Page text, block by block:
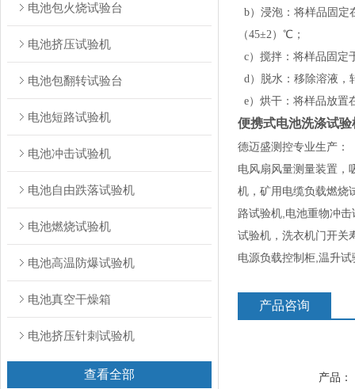
电池包火烧试验台
电池挤压试验机
电池包翻转试验台
电池短路试验机
电池冲击试验机
电池自由跌落试验机
电池燃烧试验机
电池高温防爆试验机
电池真空干燥箱
电池挤压针刺试验机
查看全部
b）浸泡：将样品固定
（45±2）℃；
c）搅拌：将样品固定
d）脱水：移除溶液，
e）烘干：将样品放置
便携式电池洗涤试验
德迈盛测控专业生产：
电风扇风量测量装置，
机，矿用电缆负载燃烧
路试验机,电池重物冲
试验机，洗衣机门开关
电源负载控制柜,温升
产品咨询
产品：